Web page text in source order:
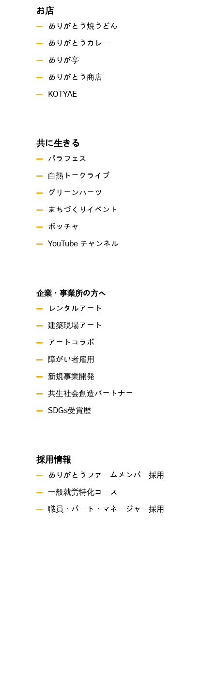
お店
ありがとう焼うどん
ありがとうカレー
ありが亭
ありがとう商店
KOTYAE
共に生きる
パラフェス
白熱トークライブ
グリーンハーツ
まちづくりイベント
ボッチャ
YouTube チャンネル
企業・事業所の方へ
レンタルアート
建築現場アート
アートコラボ
障がい者雇用
新規事業開発
共生社会創造パートナー
SDGs受賞歴
採用情報
ありがとうファームメンバー採用
一般就労特化コース
職員・パート・マネージャー採用